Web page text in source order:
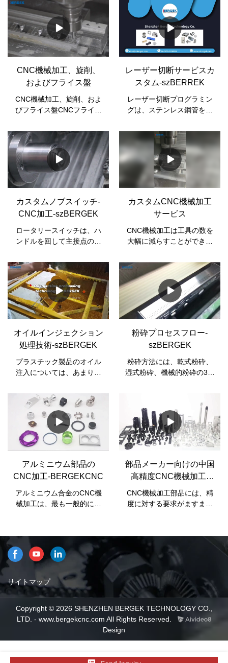
CNC機械加工、旋削、
およびフライス盤
CNC機械加工、旋削、およ
びフライス盤CNCフライス
品CNCターンドプロトタイ
プと生産部品？
レーザー切断サービスカ
スタム-szBERREK
レーザー切断プログラミン
グは、ステンレス鋼管を何
切断レーザーは、あらゆる
方向に向けることができま
す。コンピュータープログ
ラミングにより、レーザー
チューブ切断ツールの形状
に応じて迅速かつ柔軟に変
更でき、柔軟性が高くなり
ます。単一の処理で強力な
技術サポートが提供される
ため、金型の使用が削減さ
れます。
カスタムノブスイッチ-
CNC加工-szBERGEK
ロータリースイッチは、ハ
ンドルを回して主接点のオ
の一種です。また、ロータ
リースイッチの構造には、
単極ユニット構造と多極多
位置構造の2種類がありま
す。モノポールユニット回
転スイッチは、アプリケー
ンショメータとともに使用
されることが多く、マルチ
ポールマルチポジション回
転スイッチは、主に動作状
カスタムCNC機械加工
サービス
CNC機械加工は工具の数を
大幅に減らすことができ、
るのに複雑な工具は必要あ
りません。部品の形状やサ
イズを変更したい場合は、
部品の加工手順を変更する
だけで、新製品の開発や変
更に適用されます。 CNC加
工品質の安定性、高い加工
精度、高い繰り返し精度、
多くの品種、少量のバッチ
生産条件で、CNC加工はよ
り高い生産効率を持ち、生
短縮できます。良い、切断
量と切断時間を短縮しま
す。では、CNC機械加工に
関係するアプリケーション
分野は何ですか？
オイルインジェクション
処理技術-szBERGEK
プラスチック製品のオイル
注入については、あまりよ
日、オイルインジェクショ
ンファクトリーがオイルイ
ンジェクションの処理プロ
セスと操作上の注意事項に
ついて説明します。これら
の知識のポイントを知って
いると、プラスチック製品
にオイルを注入すると、よ
りスムーズになると思いま
す。
粉砕プロセスフロー-
szBERGEK
粉砕方法には、乾式粉砕、
湿式粉砕、機械的粉砕の3つ
アルミニウム部品の
CNC加工-BERGEKCNC
アルミニウム合金のCNC機
械加工は、最も一般的に使
は、さまざまなタイプの切
削工具を使用して固体材料
から材料を排出し、コンピ
ューター支援設計モデルに
基づいて部品を作成しま
す。
部品メーカー向けの中国
高精度CNC機械加工-
BergekCNC
CNC機械加工部品には、精
度に対する要求がますます
料の無駄が少なく、エラー
が少なく、部品の品質が一
貫している、ワークフロー
が改善されている、所要時
間が短縮されている、生産
サイクルが速い、プロトタ
イプのテストが簡単である
など、いくつかの利点があ
ります。
サイトマップ
Copyright © 2026 SHENZHEN BERGEK TECHNOLOGY CO.,
LTD. - www.bergekcnc.com All Rights Reserved.
Design